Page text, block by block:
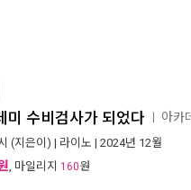
미 수비검사가 되었다 아카
(지은이) | 라이노 | 2024년 12월
, 마일리지 160원